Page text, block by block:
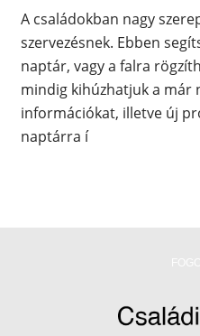
A családokban nagy
szervezésnek. Ebben
naptár, vagy a falra
mindig kihúzhatjuk a már
információkat, illetve új
naptárra í